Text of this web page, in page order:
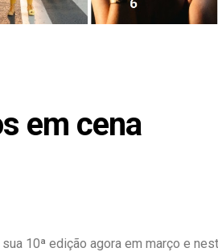
em cena
10ª edição agora em março e